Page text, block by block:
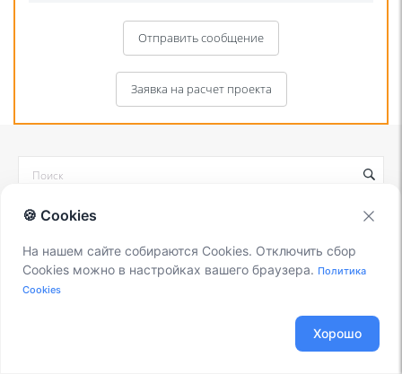
Отправить сообщение
Я даю согласие на обработку моих персональных данных для связи
Политикой в отношении обработки персональных
Заявка на расчет проекта
DECT
Вспомогательный софт при работе с Asterisk
🍪 Cookies
На нашем сайте собираются Cookies. Отключить сбор
Cookies можно в настройках вашего браузера. Политика
Cookies
Хорошо